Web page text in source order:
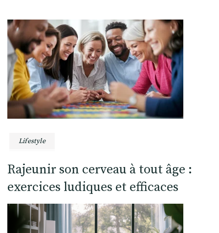
Lifestyle
Rajeunir son cerveau à tout âge :
exercices ludiques et efficaces